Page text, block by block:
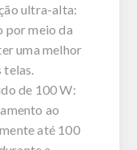
ultra-alta:
por meio da
uma melhor
telas.
de 100 W:
ao
até 100